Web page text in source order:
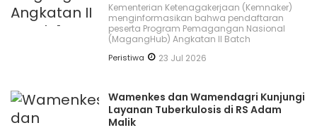
Kementerian Ketenagakerjaan (Kemnaker)
menginformasikan bahwa pendaftaran
peserta Program Pemagangan Nasional
(MagangHub) Angkatan II Batch
Peristiwa 23 Jul 2026
Wamenkes dan Wamendagri Kunjungi
Layanan Tuberkulosis di RS Adam
Malik